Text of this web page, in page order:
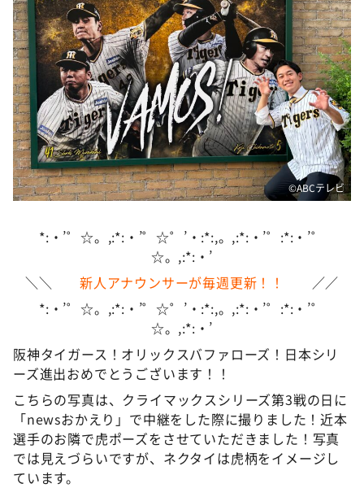
news おかえり
河合＆A.B.C-Z塚田×福井アナ「なんでやねん！？」
（news おかえり）
DAIGOも台所 ～きょうの献立 何にする？～
本日はダイアンなり！シーズン２
朝だ！生です旅サラダ
教えて！ニュースライブ 正義のミカタ
ＬＩＦＥ～夢のカタチ～
ザキ山小屋本館
ぺこぱのまるスポ
©️ABCテレビ
*:・’゜☆。,:*:・’゜☆゜’・:*:,。,:*:・’゜:*:・’゜
☆。,:*:・’
＼＼ 新人アナウンサーが毎週更新！！
／／
*:・’゜☆。,:*:・’゜☆゜’・:*:,。,:*:・’゜:*:・’゜
☆。,:*:・’
阪神タイガース！オリックスバファローズ！日本シリ
ーズ進出おめでとうございます！！
こちらの写真は、クライマックスシリーズ第3戦の日に
「newsおかえり」で中継をした際に撮りました！近本
選手のお隣で虎ポーズをさせていただきました！写真
では見えづらいですが、ネクタイは虎柄をイメージし
ています。